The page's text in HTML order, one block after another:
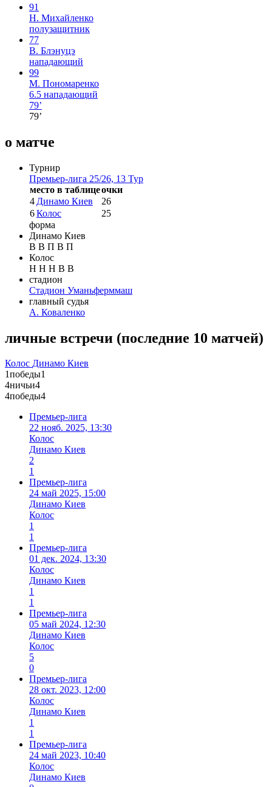
91
Н. Михайленко
полузащитник
77
В. Блэнуцэ
нападающий
99
М. Пономаренко
6.5 нападающий
79’
79’
о матче
Турнир
Премьер-лига 25/26, 13 Тур
место в таблицеочки
4 Динамо Киев
26
6Колос
25
форма
Динамо Киев
В В П В П
Колос
Н Н Н В В
стадион
Стадион Уманьферммаш
главный судья
А. Коваленко
личные встречи (последние 10 матчей)
Колос Динамо Киев
1победы1
4ничьи4
4победы4
Премьер-лига
22 нояб. 2025, 13:30
Колос
Динамо Киев
2
1
Премьер-лига
24 май 2025, 15:00
Динамо Киев
Колос
1
1
Премьер-лига
01 дек. 2024, 13:30
Колос
Динамо Киев
1
1
Премьер-лига
05 май 2024, 12:30
Динамо Киев
Колос
5
0
Премьер-лига
28 окт. 2023, 12:00
Колос
Динамо Киев
1
1
Премьер-лига
24 май 2023, 10:40
Колос
Динамо Киев